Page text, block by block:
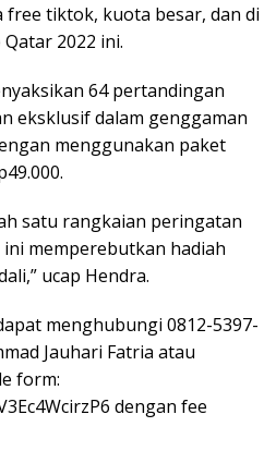
free tiktok, kuota besar, dan di
2022 ini.
64 pertandingan
eksklusif dalam genggaman
menggunakan paket
satu rangkaian peringatan
memperebutkan hadiah
ucap Hendra.
menghubungi 0812-5397-
Jauhari Fatria atau
form:
dengan fee